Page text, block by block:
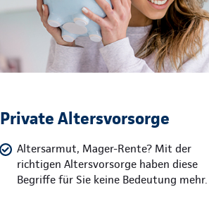
Private Altersvorsorge
Altersarmut, Mager-Rente? Mit der
richtigen Altersvorsorge haben diese
Begriffe für Sie keine Bedeutung mehr.